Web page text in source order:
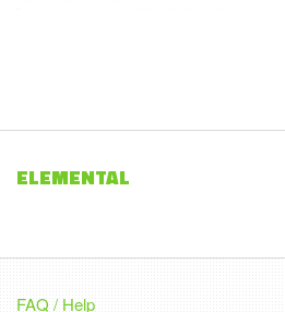
ELEMENTAL
FAQ / Help